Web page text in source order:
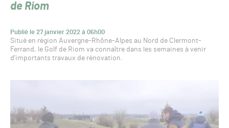
de Riom
Publié le 27 janvier 2022 à 06h00
Situé en région Auvergne-Rhône-Alpes au Nord de Clermont-
Ferrand, le Golf de Riom va connaître dans les semaines à venir
d’importants travaux de rénovation.